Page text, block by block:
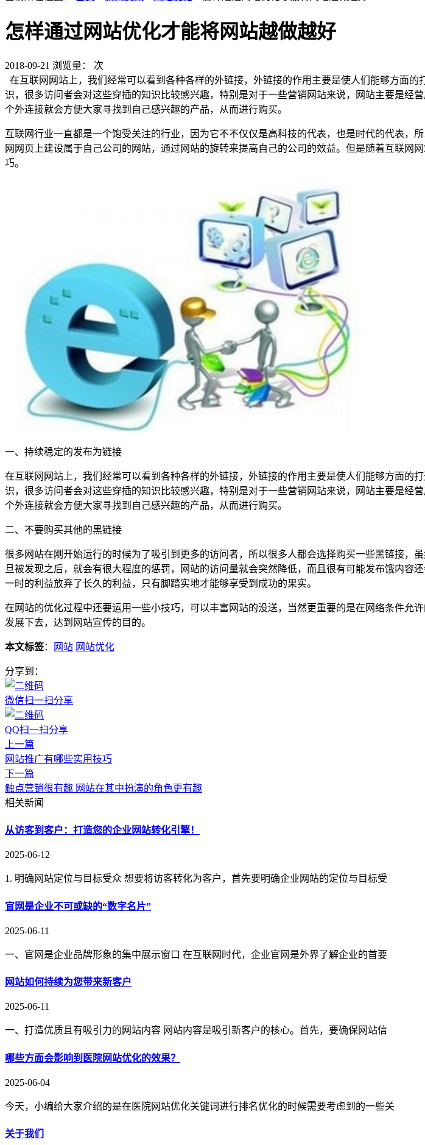
怎样通过网站优化才能将网站越做越好
2018-09-21 浏览量：
次
在互联网网站上，我们经常可以看到各种各样的外链接，外链接的作用主要是使人们能够方面
识，很多访问者会对这些穿插的知识比较感兴趣，特别是对于一些营销网站来说，网站主要是
个外连接就会方便大家寻找到自己感兴趣的产品，从而进行购买。
互联网行业一直都是一个饱受关注的行业，因为它不不仅仅是高科技的代表，也是时代的代表
网网页上建设属于自己公司的网站，通过网站的旋转来提高自己的公司的效益。但是随着互联
巧。
一、持续稳定的发布为链接
在互联网网站上，我们经常可以看到各种各样的外链接，外链接的作用主要是使人们能够方面的
识，很多访问者会对这些穿插的知识比较感兴趣，特别是对于一些营销网站来说，网站主要是
个外连接就会方便大家寻找到自己感兴趣的产品，从而进行购买。
二、不要购买其他的黑链接
很多网站在刚开始运行的时候为了吸引到更多的访问者，所以很多人都会选择购买一些黑链接
旦被发现之后，就会有很大程度的惩罚，网站的访问量就会突然降低，而且很有可能发布饿内
一时的利益放弃了长久的利益，只有脚踏实地才能够享受到成功的果实。
在网站的优化过程中还要运用一些小技巧，可以丰富网站的没送，当然更重要的是在网络条件
发展下去，达到网站宣传的目的。
本文标签： 网站 网站优化
分享到：
微信扫一扫分享
QQ扫一扫分享
上一篇
网站推广有哪些实用技巧
下一篇
触点营销很有趣 网站在其中扮演的角色更有趣
相关新闻
从访客到客户：打造您的企业网站转化引擎！
2025-06-12
1. 明确网站定位与目标受众 想要将访客转化为客户，首先要明确企业网站的定位与目标受
官网是企业不可或缺的“数字名片”
2025-06-11
一、官网是企业品牌形象的集中展示窗口 在互联网时代，企业官网是外界了解企业的首要
网站如何持续为您带来新客户
2025-06-11
一、打造优质且有吸引力的网站内容 网站内容是吸引新客户的核心。首先，要确保网站信
哪些方面会影响到医院网站优化的效果？
2025-06-04
今天，小编给大家介绍的是在医院网站优化关键词进行排名优化的时候需要考虑到的一些关
关于我们